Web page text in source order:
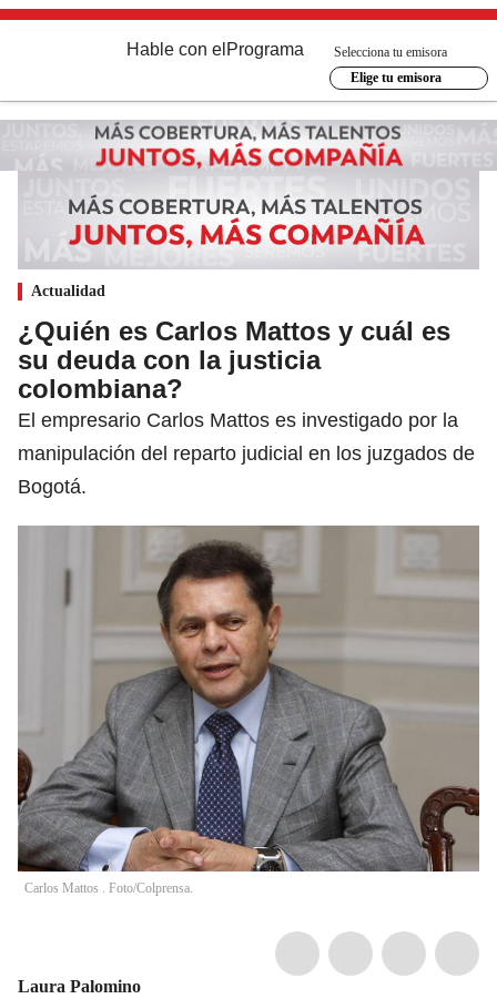
Hable con el Programa
Selecciona tu emisora
Elige tu emisora
Actualidad
¿Quién es Carlos Mattos y cuál es
su deuda con la justicia
colombiana?
El empresario Carlos Mattos es investigado por la
manipulación del reparto judicial en los juzgados de
Bogotá.
Carlos Mattos . Foto/Colprensa.
Laura Palomino